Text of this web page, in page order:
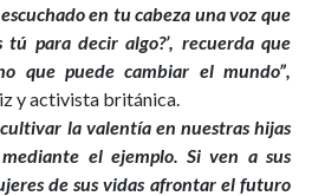
en tu cabeza una voz que
tú para decir algo?’, recuerda que
que puede cambiar el mundo”,
y activista británica.
la valentía en nuestras hijas
el ejemplo. Si ven a sus
de sus vidas afrontar el futuro